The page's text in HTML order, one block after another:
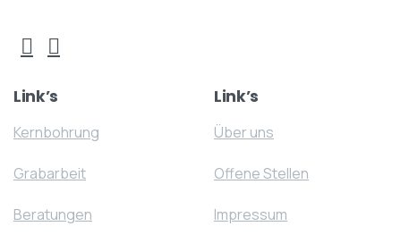
Link’s
Kernbohrung
Grabarbeit
Beratungen
Link’s
Über uns
Offene Stellen
Impressum